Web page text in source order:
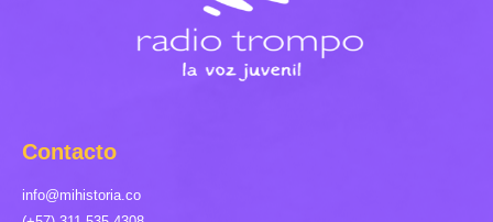
Contacto
info@mihistoria.co